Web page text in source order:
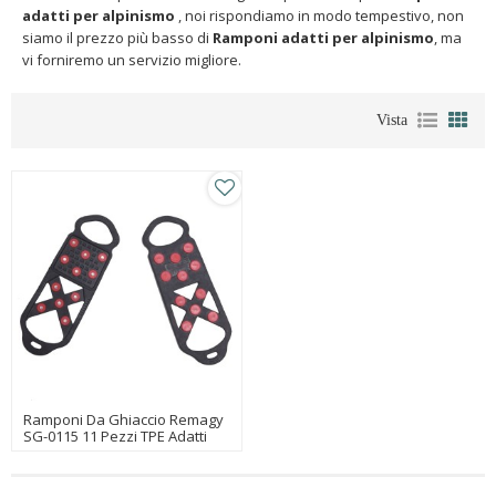
adatti per alpinismo , noi rispondiamo in modo tempestivo, non
siamo il prezzo più basso di Ramponi adatti per alpinismo, ma
vi forniremo un servizio migliore.
Vista
Ramponi Da Ghiaccio Remagy
SG-0115 11 Pezzi TPE Adatti